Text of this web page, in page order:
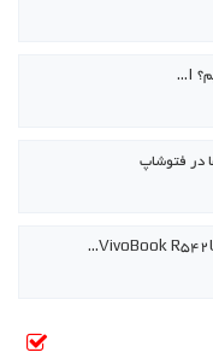
|…
در فتوشاپ